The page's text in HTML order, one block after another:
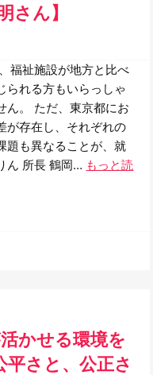
さん】
福祉施設が地方と比べ
られる方もいらっしゃ
ん。 ただ、東京都にお
が存在し、それぞれの
題も異なることが、就
ん 所長 鶴岡… もっと読
かせる環境を
さと、公正さ